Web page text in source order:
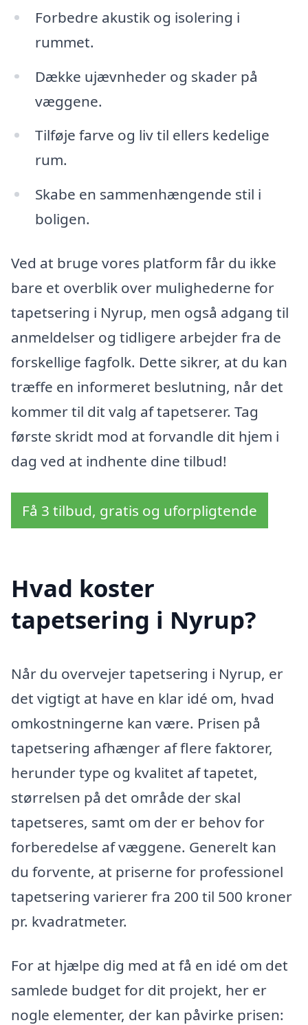
Forbedre akustik og isolering i
rummet.
Dække ujævnheder og skader på
væggene.
Tilføje farve og liv til ellers kedelige
rum.
Skabe en sammenhængende stil i
boligen.
Ved at bruge vores platform får du ikke
bare et overblik over mulighederne for
tapetsering i Nyrup, men også adgang til
anmeldelser og tidligere arbejder fra de
forskellige fagfolk. Dette sikrer, at du kan
træffe en informeret beslutning, når det
kommer til dit valg af tapetserer. Tag
første skridt mod at forvandle dit hjem i
dag ved at indhente dine tilbud!
Få 3 tilbud, gratis og uforpligtende
Hvad koster
tapetsering i Nyrup?
Når du overvejer tapetsering i Nyrup, er
det vigtigt at have en klar idé om, hvad
omkostningerne kan være. Prisen på
tapetsering afhænger af flere faktorer,
herunder type og kvalitet af tapetet,
størrelsen på det område der skal
tapetseres, samt om der er behov for
forberedelse af væggene. Generelt kan
du forvente, at priserne for professionel
tapetsering varierer fra 200 til 500 kroner
pr. kvadratmeter.
For at hjælpe dig med at få en idé om det
samlede budget for dit projekt, her er
nogle elementer, der kan påvirke prisen: